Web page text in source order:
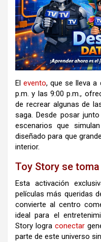
Elevento, que se lleva a
p.m. y las 9:00 p.m.,
de recrear algunas de
saga. Desde posar
escenarios que
diseñado para que
interior.
Toy Story se
Esta activación
películas más queridas
convierte al centro
ideal para el
Story logra conectar
parte de este universo